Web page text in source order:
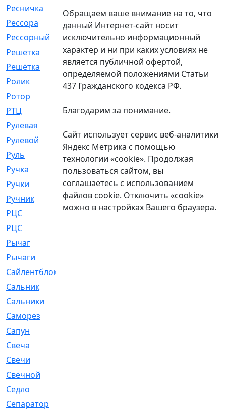
Ресничка
Рессора
[51]
Рессорный
[107]
Решетка
[21]
Решётка
[101]
Ролик
[790]
Ротор
РТЦ
[475]
Рулевая
Рулевой
[585]
Руль
[12]
Ручка
[29]
Ручки
[3]
Ручник
[11]
РЦC
[12]
РЦС
Рычаг
Рычаги
Сайлентблок
Сальник
Сальники
Саморез
Сапун
Свеча
Свечи
Свечной
Седло
Сепаратор
Обращаем ваше внимание на то, что
данный Интернет-сайт носит
исключительно информационный
характер и ни при каких условиях не
является публичной офертой,
определяемой положениями Статьи
437 Гражданского кодекса РФ.
Благодарим за понимание.
Сайт использует сервис веб-аналитики
Яндекс Метрика с помощью
технологии «cookie». Продолжая
пользоваться сайтом, вы
соглашаетесь с использованием
файлов cookie. Отключить «cookie»
можно в настройках Вашего браузера.